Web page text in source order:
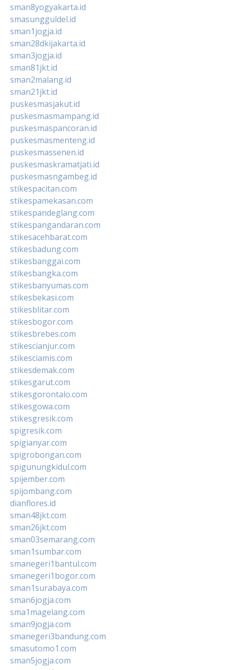
sman8yogyakarta.id
smasungguldel.id
sman1jogja.id
sman28dkijakarta.id
sman3jogja.id
sman81jkt.id
sman2malang.id
sman21jkt.id
puskesmasjakut.id
puskesmasmampang.id
puskesmaspancoran.id
puskesmasmenteng.id
puskesmassenen.id
puskesmaskramatjati.id
puskesmasngambeg.id
stikespacitan.com
stikespamekasan.com
stikespandeglang.com
stikespangandaran.com
stikesacehbarat.com
stikesbadung.com
stikesbanggai.com
stikesbangka.com
stikesbanyumas.com
stikesbekasi.com
stikesblitar.com
stikesbogor.com
stikesbrebes.com
stikescianjur.com
stikesciamis.com
stikesdemak.com
stikesgarut.com
stikesgorontalo.com
stikesgowa.com
stikesgresik.com
spigresik.com
spigianyar.com
spigrobongan.com
spigunungkidul.com
spijember.com
spijombang.com
dianflores.id
sman48jkt.com
sman26jkt.com
sman03semarang.com
sman1sumbar.com
smanegeri1bantul.com
smanegeri1bogor.com
sman1surabaya.com
sman6jogja.com
sma1magelang.com
sman9jogja.com
smanegeri3bandung.com
smasutomo1.com
sman5jogja.com